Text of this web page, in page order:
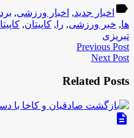
label اخبار جدید, اخبار ورزشی,
ها, خبر ورزشی, را , کاپیتان,
تبریزی
Previous Post
Next Post
Related Posts
description